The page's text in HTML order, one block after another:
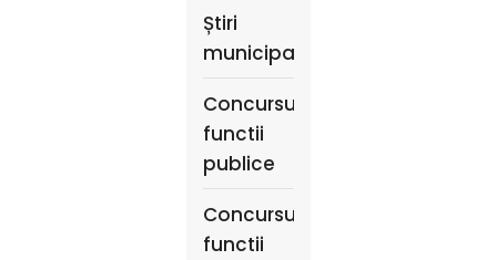
Știri
municipale
Concursuri
functii
publice
Concursuri
functii